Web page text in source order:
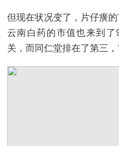
但现在状况变了，片仔癀
云南白药的市值也来到
关，而同仁堂排在了第三，